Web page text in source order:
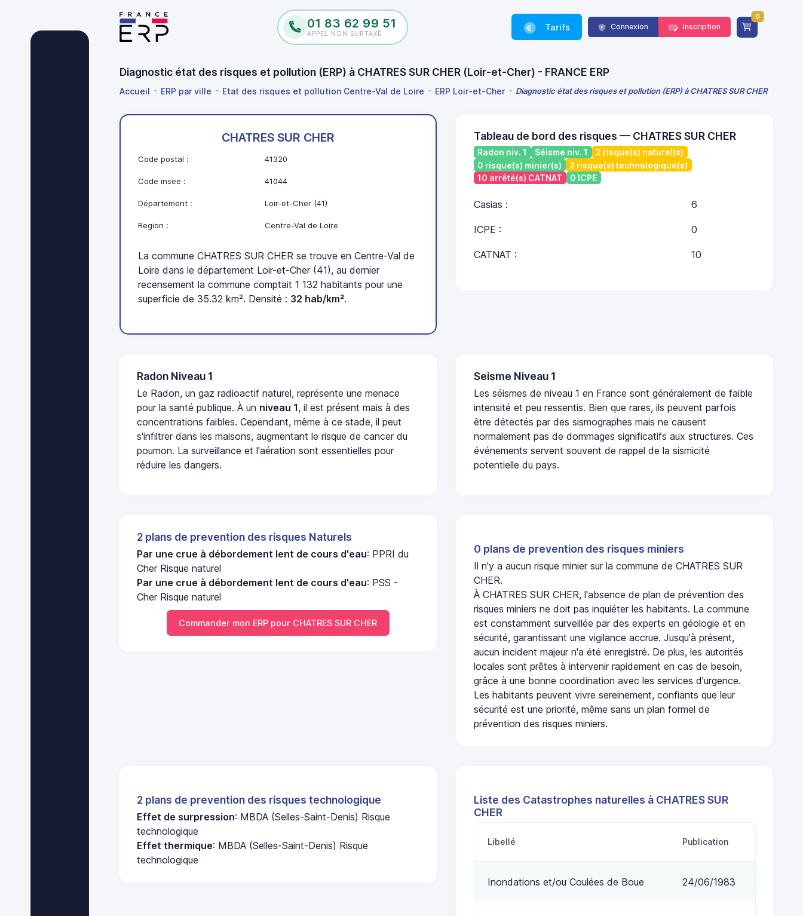
01 83 62 99 51
APPEL NON SURTAXÉ
Tarifs Connexion Inscription
0
Diagnostic état des risques et pollution (ERP) à CHATRES SUR CHER (Loir-et-Cher) - FRANCE ERP
Accueil ERP par ville Etat des risques et pollution Centre-Val de Loire ERP Loir-et-Cher Diagnostic état des risques et pollution (ERP) à CHATRES SUR CHER
CHATRES SUR CHER
Code postal : 41320
Code insee : 41044
Département : Loir-et-Cher (41)
Region : Centre-Val de Loire
La commune CHATRES SUR CHER se trouve en Centre-Val de
Loire dans le département Loir-et-Cher (41), au dernier
recensement la commune comptait 1 132 habitants pour une
superficie de 35.32 km². Densité : 32 hab/km².
Tableau de bord des risques — CHATRES SUR CHER
Radon niv. 1 Séisme niv. 1
2 risque(s) naturel(s)
0 risque(s) minier(s)
2 risque(s) technologique(s)
10 arrêté(s) CATNAT
0 ICPE
Casias : 6
ICPE : 0
CATNAT : 10
Radon Niveau 1
Le Radon, un gaz radioactif naturel, représente une menace
pour la santé publique. À un niveau 1, il est présent mais à des
concentrations faibles. Cependant, même à ce stade, il peut
s'infiltrer dans les maisons, augmentant le risque de cancer du
poumon. La surveillance et l'aération sont essentielles pour
réduire les dangers.
Seisme Niveau 1
Les séismes de niveau 1 en France sont généralement de faible
intensité et peu ressentis. Bien que rares, ils peuvent parfois
être détectés par des sismographes mais ne causent
normalement pas de dommages significatifs aux structures. Ces
événements servent souvent de rappel de la sismicité
potentielle du pays.
2 plans de prevention des risques Naturels
Par une crue à débordement lent de cours d'eau: PPRI du
Cher Risque naturel
Par une crue à débordement lent de cours d'eau: PSS -
Cher Risque naturel
Commander mon ERP pour CHATRES SUR CHER
0 plans de prevention des risques miniers
Il n'y a aucun risque minier sur la commune de CHATRES SUR
CHER.
À CHATRES SUR CHER, l'absence de plan de prévention des
risques miniers ne doit pas inquiéter les habitants. La commune
est constamment surveillée par des experts en géologie et en
sécurité, garantissant une vigilance accrue. Jusqu'à présent,
aucun incident majeur n'a été enregistré. De plus, les autorités
locales sont prêtes à intervenir rapidement en cas de besoin,
grâce à une bonne coordination avec les services d'urgence.
Les habitants peuvent vivre sereinement, confiants que leur
sécurité est une priorité, même sans un plan formel de
prévention des risques miniers.
2 plans de prevention des risques technologique
Effet de surpression: MBDA (Selles-Saint-Denis) Risque
technologique
Effet thermique: MBDA (Selles-Saint-Denis) Risque
technologique
Liste des Catastrophes naturelles à CHATRES SUR
CHER
Libellé Publication
Inondations et/ou Coulées de Boue 24/06/1983